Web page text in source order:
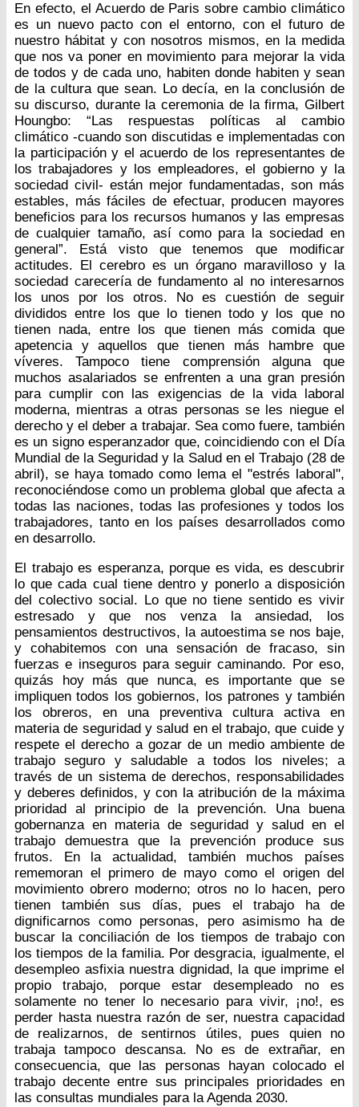
En efecto, el Acuerdo de Paris sobre cambio climático
es un nuevo pacto con el entorno, con el futuro de
nuestro hábitat y con nosotros mismos, en la medida
que nos va poner en movimiento para mejorar la vida
de todos y de cada uno, habiten donde habiten y sean
de la cultura que sean. Lo decía, en la conclusión de
su discurso, durante la ceremonia de la firma, Gilbert
Houngbo: “Las respuestas políticas al cambio
climático -cuando son discutidas e implementadas con
la participación y el acuerdo de los representantes de
los trabajadores y los empleadores, el gobierno y la
sociedad civil- están mejor fundamentadas, son más
estables, más fáciles de efectuar, producen mayores
beneficios para los recursos humanos y las empresas
de cualquier tamaño, así como para la sociedad en
general”. Está visto que tenemos que modificar
actitudes. El cerebro es un órgano maravilloso y la
sociedad carecería de fundamento al no interesarnos
los unos por los otros. No es cuestión de seguir
divididos entre los que lo tienen todo y los que no
tienen nada, entre los que tienen más comida que
apetencia y aquellos que tienen más hambre que
víveres. Tampoco tiene comprensión alguna que
muchos asalariados se enfrenten a una gran presión
para cumplir con las exigencias de la vida laboral
moderna, mientras a otras personas se les niegue el
derecho y el deber a trabajar. Sea como fuere, también
es un signo esperanzador que, coincidiendo con el Día
Mundial de la Seguridad y la Salud en el Trabajo (28 de
abril), se haya tomado como lema el "estrés laboral",
reconociéndose como un problema global que afecta a
todas las naciones, todas las profesiones y todos los
trabajadores, tanto en los países desarrollados como
en desarrollo.
El trabajo es esperanza, porque es vida, es descubrir
lo que cada cual tiene dentro y ponerlo a disposición
del colectivo social. Lo que no tiene sentido es vivir
estresado y que nos venza la ansiedad, los
pensamientos destructivos, la autoestima se nos baje,
y cohabitemos con una sensación de fracaso, sin
fuerzas e inseguros para seguir caminando. Por eso,
quizás hoy más que nunca, es importante que se
impliquen todos los gobiernos, los patrones y también
los obreros, en una preventiva cultura activa en
materia de seguridad y salud en el trabajo, que cuide y
respete el derecho a gozar de un medio ambiente de
trabajo seguro y saludable a todos los niveles; a
través de un sistema de derechos, responsabilidades
y deberes definidos, y con la atribución de la máxima
prioridad al principio de la prevención. Una buena
gobernanza en materia de seguridad y salud en el
trabajo demuestra que la prevención produce sus
frutos. En la actualidad, también muchos países
rememoran el primero de mayo como el origen del
movimiento obrero moderno; otros no lo hacen, pero
tienen también sus días, pues el trabajo ha de
dignificarnos como personas, pero asimismo ha de
buscar la conciliación de los tiempos de trabajo con
los tiempos de la familia. Por desgracia, igualmente, el
desempleo asfixia nuestra dignidad, la que imprime el
propio trabajo, porque estar desempleado no es
solamente no tener lo necesario para vivir, ¡no!, es
perder hasta nuestra razón de ser, nuestra capacidad
de realizarnos, de sentirnos útiles, pues quien no
trabaja tampoco descansa. No es de extrañar, en
consecuencia, que las personas hayan colocado el
trabajo decente entre sus principales prioridades en
las consultas mundiales para la Agenda 2030.